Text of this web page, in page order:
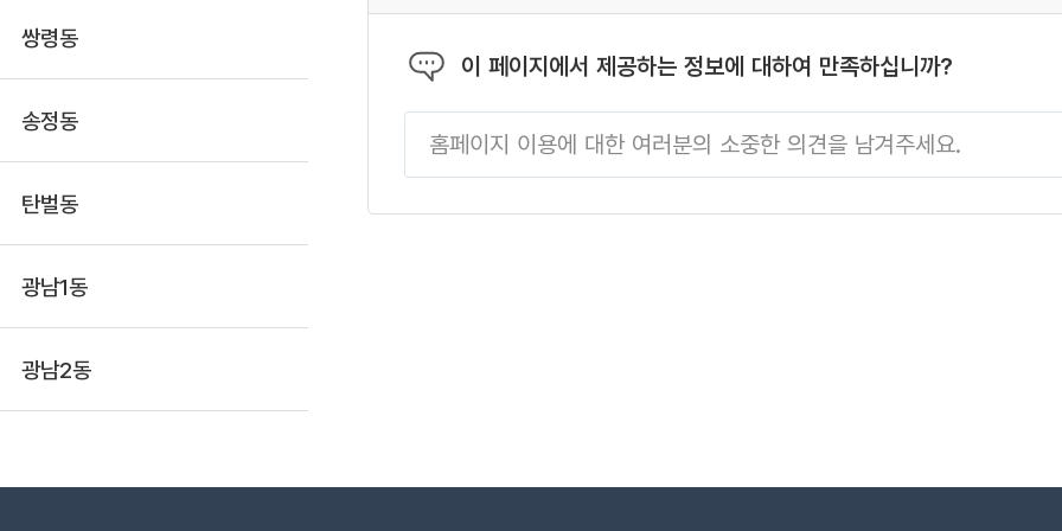
쌍령동
송정동
탄벌동
광남1동
광남2동
○ 관련문의 : 광주시가족센터 가족성
성장팀(070-4706-3622)
이 페이지에서 제공하는 정보에 대하여 만족하십니까?